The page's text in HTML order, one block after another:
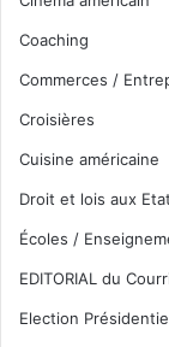
Coaching
Commerces /
Croisières
Cuisine américaine
Droit et lois aux
Écoles /
EDITORIAL du
Election